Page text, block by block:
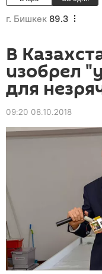
г. Бишкек 89.3
В
изобрел
для
09:20 08.10.2018